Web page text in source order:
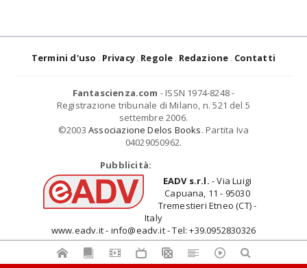
Termini d'uso Privacy Regole Redazione Contatti
Fantascienza.com - ISSN 1974-8248 -
Registrazione tribunale di Milano, n. 521 del 5
settembre 2006.
©2003 Associazione Delos Books. Partita Iva
04029050962.
Pubblicità:
EADV s.r.l. - Via Luigi
Capuana, 11 - 95030
Tremestieri Etneo (CT) -
Italy
www.eadv.it - info@eadv.it - Tel: +39.0952830326